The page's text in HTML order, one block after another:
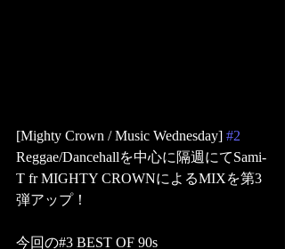
[Mighty Crown / Music Wednesday] #2
Reggae/Dancehallを中心に隔週にてSami-
T fr MIGHTY CROWNによるMIXを第3
弾アップ！
今回の#3 BEST OF 90s